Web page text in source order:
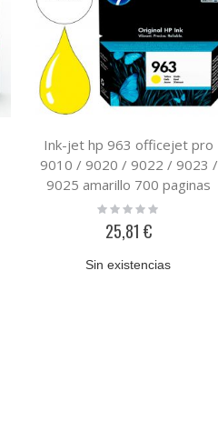
Ink-jet hp 963 officejet pro
9010 / 9020 / 9022 / 9023 /
9025 amarillo 700 paginas
Rating:
25,81 €
Sin existencias